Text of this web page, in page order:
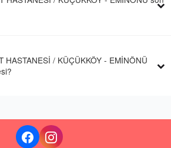
HASTANESİ / KÜÇÜKKÖY - EMİNÖNÜ